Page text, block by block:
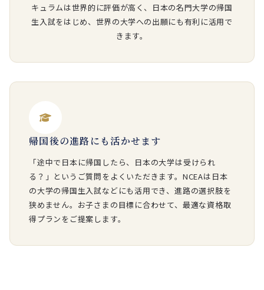
キュラムは世界的に評価が高く、日本の名門大学の帰国
生入試をはじめ、世界の大学への出願にも有利に活用で
きます。
帰国後の進路にも活かせます
「途中で日本に帰国したら、日本の大学は受けられ
る？」というご質問をよくいただきます。 NCEAは日本
の大学の帰国生入試などにも活用でき、進路の選択肢を
狭めません。お子さまの目標に合わせて、最適な資格取
得プランをご提案します。